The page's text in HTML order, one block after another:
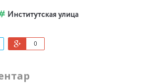
Институтская улица
0